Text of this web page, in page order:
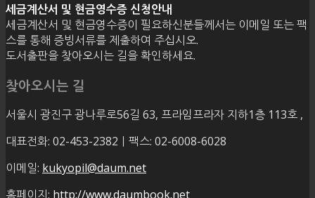
세금계산서 및 현금영수증 신청안내
세금계산서 및 현금영수증이 필요하신분들께서는 이메일 또는 팩
스를 통해 증빙서류를 제출하여 주십시오.
도서출판을 찾아오시는 길을 확인하세요.
찾아오시는 길
서울시 광진구 광나루로56길 63, 프라임프라자 지하1층 113호 ,
대표전화: 02-453-2382ㅣ팩스: 02-6008-6028
이메일: kukyopil@daum.net
홈페이지: http://www.daumbook.net